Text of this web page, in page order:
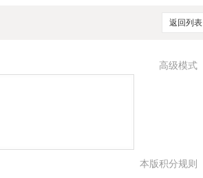
返回列表
高级模式
本版积分规则